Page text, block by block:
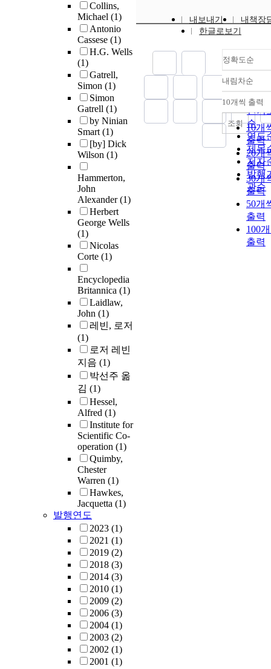
Collins,
Michael (1)
Antonio
Cassese (1)
H.G. Wells
(1)
Gatrell,
Simon (1)
Simon
Gatrell (1)
by Ninian
Smart(1)
[by] Dick
Wilson (1)
Hammerton,
John
Alexander(1)
Herbert
George Wells
(1)
Nicolas
Corte (1)
Encyclopedia
Britannica (1)
Laidlaw,
John (1)
레빈, 로저
(1)
로저 레빈
지음 (1)
박선주 옮
김 (1)
Hessel,
Alfred (1)
Institute for
Scientific Co-
operation (1)
Quimby,
Chester
Warren (1)
Hawkes,
Jacquetta (1)
발행연도
2023 (1)
2021 (1)
2019 (2)
2018 (3)
2014 (3)
2010 (1)
2009 (2)
2006 (3)
2004 (1)
2003 (2)
2002 (1)
2001 (1)
내보내기
내책장
한글로보기
정확도순
정확
순
인기
순
연도
제목
저자
발행
관순
내림차순
내림
10개씩 출력
10개
출력
20개
출력
30개
출력
50개
출력
100
출력
조회